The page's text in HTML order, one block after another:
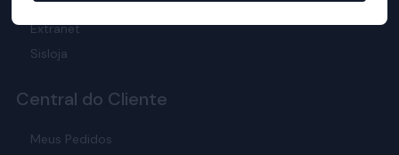
Extranet
Sisloja
Central do Cliente
Meus Pedidos